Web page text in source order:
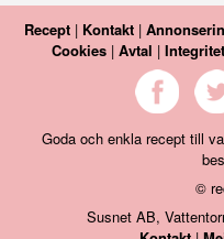
Recept | Kontakt |
Cookies| Avtal |
Goda och enkla recept till
©
Susnet AB,